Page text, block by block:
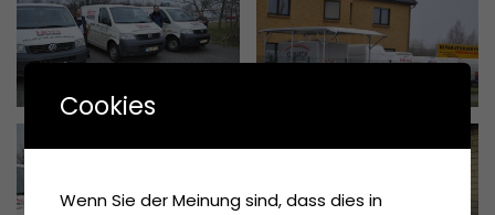
Cookies
Wenn Sie der Meinung sind, dass dies in